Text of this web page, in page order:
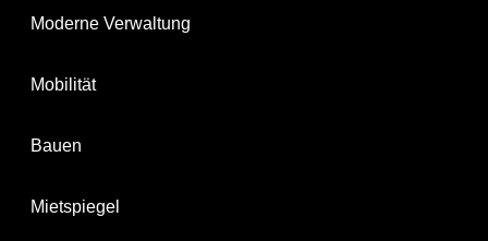
Moderne Verwaltung
Mobilität
Bauen
Mietspiegel